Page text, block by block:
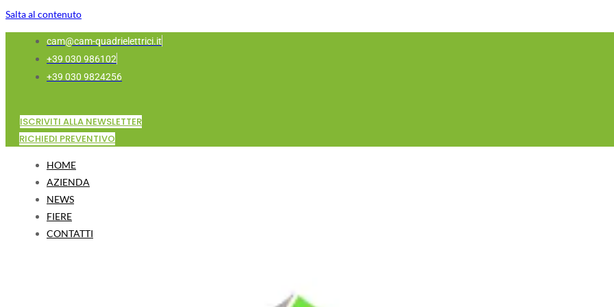
Salta al contenuto
cam@cam-quadrielettrici.it
+39 030 986102
+39 030 9824256
ISCRIVITI ALLA NEWSLETTER
RICHIEDI PREVENTIVO
HOME
AZIENDA
NEWS
FIERE
CONTATTI